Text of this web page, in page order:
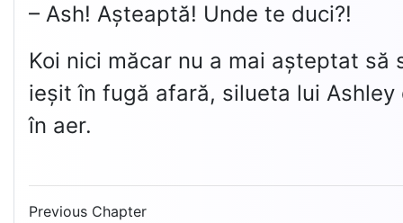
– Ash! Așteaptă! Unde te duci?!
Koi nici măcar nu a mai așteptat
ieșit în fugă afară, silueta lui
în aer.
Previous Chapter